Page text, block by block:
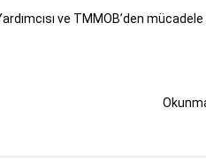
ve TMMOB’den